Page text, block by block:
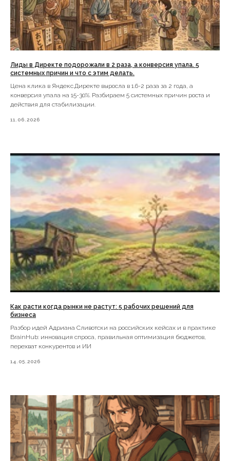
Лиды в Директе подорожали в 2 раза, а конверсия упала. 5
системных причин и что с этим делать.
Цена клика в Яндекс.Директе выросла в 1.6-2 раза за 2 года, а
конверсия упала на 15-30%. Разбираем 5 системных причин роста и
действия для стабилизации.
11.06.2026
Как расти когда рынки не растут: 5 рабочих решений для
бизнеса
Разбор идей Адриана Сливотски на российских кейсах и в практике
BrainHub: инновация спроса, правильная оптимизация бюджетов,
перехват конкурентов и ИИ
14.05.2026
Политика обработки персональных
данных
Согласие на передачу персональных
Карта
сайта
Канал про перехват клиентов
Нажмите, чтобы
перейти на канал
Канал про управление маркетингом
Нажмите, чтобы
перейти на канал
Подписаться на рассылку кейсов по e-mail
Подписаться